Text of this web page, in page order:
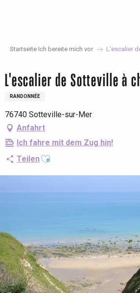
Startseite Ich bereite mich vor L'escalier
L'escalier de Sotteville à
RANDONNÉE
76740 Sotteville-sur-Mer
Anfahrt
Ich fahre mit dem Zug hin!
TeilenAjouter aux favoris